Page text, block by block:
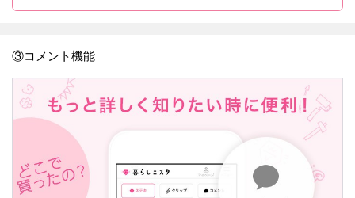
③コメント機能